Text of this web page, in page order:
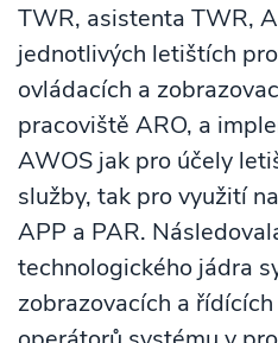
TWR, asistenta TWR,
jednotlivých letištích
ovládacích a
pracoviště ARO, a
AWOS jak pro účely
služby, tak pro využití
APP a PAR.
technologického jádra
zobrazovacích a